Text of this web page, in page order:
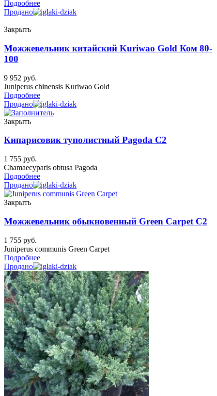
Подробнее
Продано
Закрыть
Можжевельник китайский Kuriwao Gold Ком 80-
100
9 952 руб.
Juniperus chinensis Kuriwao Gold
Подробнее
Продано
Закрыть
Кипарисовик туполистный Pagoda C2
1 755 руб.
Chamaecyparis obtusa Pagoda
Подробнее
Продано
Закрыть
Можжевельник обыкновенный Green Carpet C2
1 755 руб.
Juniperus communis Green Carpet
Подробнее
Продано